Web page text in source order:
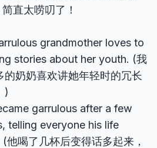
直太唠叨了！
grandmother loves to
stories about her youth. (我
的奶奶喜欢讲她年轻时的冗长
)
garrulous after a few
telling everyone his life
他喝了几杯后变得话多起来，